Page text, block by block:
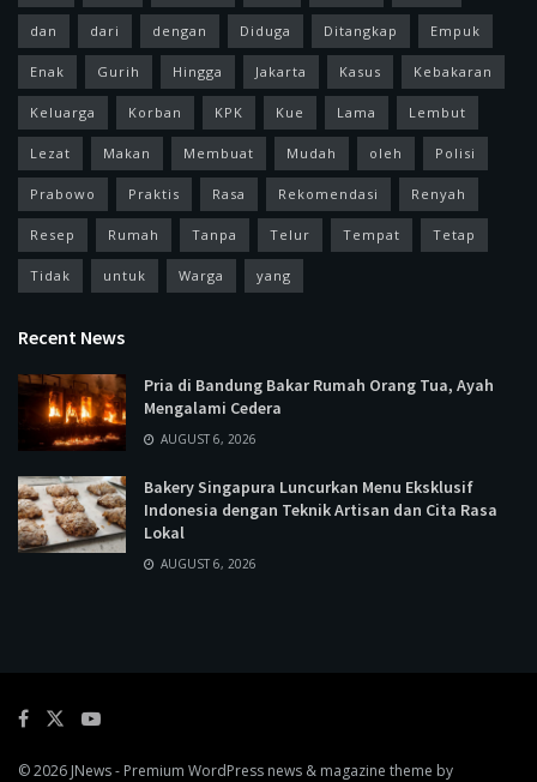
dan dari dengan Diduga Ditangkap Empuk
Enak Gurih Hingga Jakarta Kasus Kebakaran
Keluarga Korban KPK Kue Lama Lembut
Lezat Makan Membuat Mudah oleh Polisi
Prabowo Praktis Rasa Rekomendasi Renyah
Resep Rumah Tanpa Telur Tempat Tetap
Tidak untuk Warga yang
Recent News
Pria di Bandung Bakar Rumah Orang Tua, Ayah
Mengalami Cedera
AUGUST 6, 2026
Bakery Singapura Luncurkan Menu Eksklusif
Indonesia dengan Teknik Artisan dan Cita Rasa
Lokal
AUGUST 6, 2026
© 2026 JNews- Premium WordPress news & magazine theme by